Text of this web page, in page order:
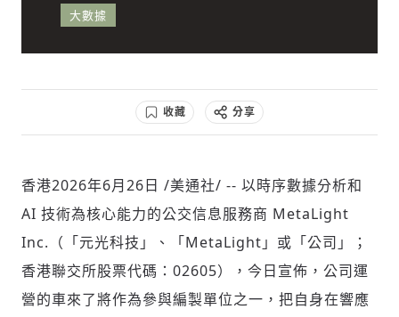
人文
大數據
收藏 分享
香港2026年6月26日 /美通社/ -- 以時序數據分析和
AI 技術為核心能力的公交信息服務商 MetaLight
Inc.（「元光科技」、「MetaLight」或「公司」；
香港聯交所股票代碼：02605），今日宣佈，公司運
營的車來了將作為參與編製單位之一，把自身在響應